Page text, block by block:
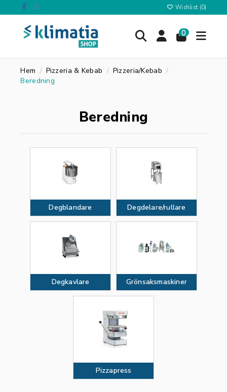
Wishlist (0)
0
Hem Pizzeria & Kebab
Pizzeria/Kebab
Beredning
Beredning
Degblandare Degdelare/rullare
Degkavlare Grönsaksmaskiner
Pizzapress